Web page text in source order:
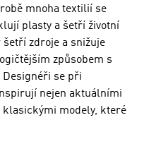
mnoha textilií se
plasty a šetří životní
zdroje a snižuje
způsobem s
Designéři se při
nejen aktuálními
modely, které